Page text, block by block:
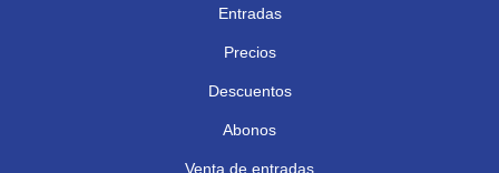
Entradas
Precios
Descuentos
Abonos
Venta de entradas